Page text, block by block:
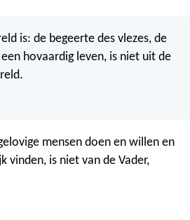
is: de begeerte des vlezes, de
hovaardig leven, is niet uit de
mensen doen en willen en
vinden, is niet van de Vader,